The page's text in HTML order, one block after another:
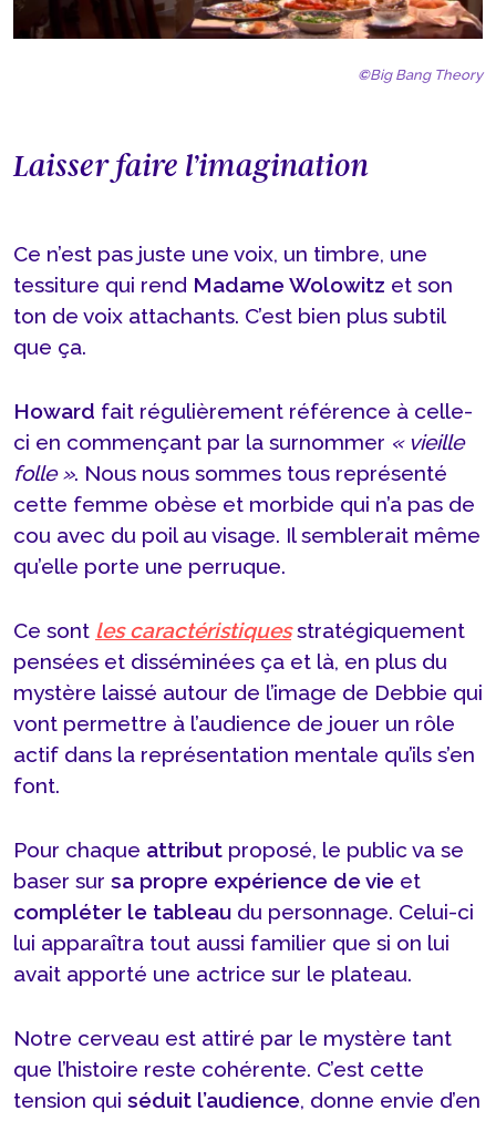
©Big Bang Theory
Laisser faire l’imagination
Ce n’est pas juste une voix, un timbre, une
tessiture qui rend Madame Wolowitz et son
ton de voix attachants. C’est bien plus subtil
que ça.
Howard fait régulièrement référence à celle-
ci en commençant par la surnommer « vieille
folle ». Nous nous sommes tous représenté
cette femme obèse et morbide qui n’a pas de
cou avec du poil au visage. Il semblerait même
qu’elle porte une perruque.
Ce sont les caractéristiquesstratégiquement
pensées et disséminées ça et là, en plus du
mystère laissé autour de l’image de Debbie qui
vont permettre à l’audience de jouer un rôle
actif dans la représentation mentale qu’ils s’en
font.
Pour chaque attribut proposé, le public va se
baser sur sa propre expérience de vie et
compléter le tableau du personnage. Celui-ci
lui apparaîtra tout aussi familier que si on lui
avait apporté une actrice sur le plateau.
Notre cerveau est attiré par le mystère tant
que l’histoire reste cohérente. C’est cette
tension qui séduit l’audience, donne envie d’en